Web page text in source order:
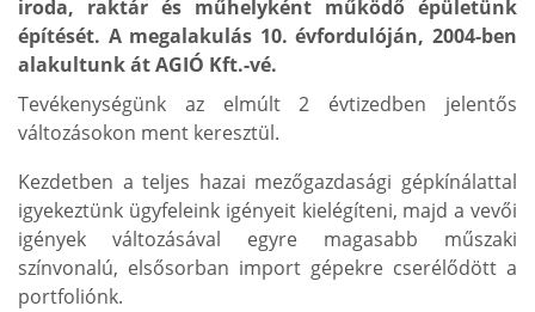
iroda, raktár és műhelyként működő épületünk
építését. A megalakulás 10. évfordulóján, 2004-ben
alakultunk át AGIÓ Kft.-vé.
Tevékenységünk az elmúlt 2 évtizedben jelentős
változásokon ment keresztül.
Kezdetben a teljes hazai mezőgazdasági gépkínálattal
igyekeztünk ügyfeleink igényeit kielégíteni, majd a vevői
igények változásával egyre magasabb műszaki
színvonalú, elsősorban import gépekre cserélődött a
portfoliónk.